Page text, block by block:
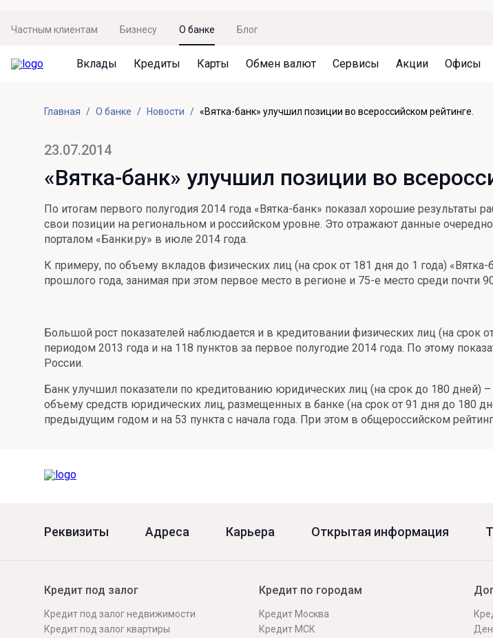
Частным клиентам Бизнесу О банке Блог
Вклады
Не упусти момент
Просто вклад
Накопительный
Отличная стратегия+
Фиксируй доход
Новый старт
Онлайн
Все вклады
Система страхования вкладов
Архив вкладов
Кредиты
Кредит под залог недвижимости
Рефинансирование
Кредит на автомобиль
Потребительский кредит
Привилегии для клиентов
Реструктуризация
Оценка недвижимости
Карты
Дебетовая карта с пакетом услуг
Премиальная карта Mir Supreme
Пенсионная карта
Все карты
Документы
Кешбэк
Обмен валют
Курсы валют
Бронирование валюты
Курсы валют ЦБ
Сервисы
Оплата кредита
Оценка недвижимости
Подбор новой недвижимости
СБПей
Mir Pay
Госуслуги
Удаленная идентификация
Мобильное приложение
Все сервисы
Акции
Акция «Приведи друга»
Акция «Ставка на бизнес»
Офисы
Главная О банке Новости «Вятка-банк» улучшил позиции во всероссийском рейтинге.
23.07.2014
«Вятка-банк» улучшил позиции во
По итогам первого полугодия 2014 года «Вятка-банк» показал хорошие
свои позиции на региональном и российском уровне. Это отражают данные
порталом «Банки.ру» в июле 2014 года.
К примеру, по объему вкладов физических лиц (на срок от 181 дня до 1 года)
прошлого года, занимая при этом первое место в регионе и 75-е место среди почти
Большой рост показателей наблюдается и в кредитовании физических лиц (на срок
периодом 2013 года и на 118 пунктов за первое полугодие 2014 года. По этому
России.
Банк улучшил показатели по кредитованию юридических лиц (на срок до 180 дней)
объему средств юридических лиц, размещенных в банке (на срок от 91 дня до 180
предыдущим годом и на 53 пункта с начала года. При этом в общероссийском
Реквизиты Адреса Карьера Открытая информация
Кредит под залог
Кредит под залог недвижимости
Кредит под залог квартиры
Кредит по городам
Кредит Москва
Кредит МСК